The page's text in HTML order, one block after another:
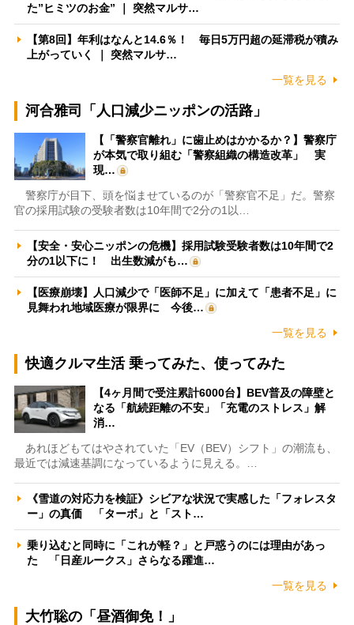
た”ヒミツのお金” ｜ 突然マルサ…
【第8回】年利はなんと14.6％！ 毎日5万円超の延滞税が積み
上がっていく ｜ 突然マルサ…
一覧を見る
河合雅司「人口減少ニッポンの活路」
【「警察官離れ」に歯止めはかかるか？】警察庁
が本気で取り組む「警察組織の構造改革」 実
現…
警察庁が目下、頭を悩ませているのが「警察官不足」だ。警察
官の採用試験の受験者数は10年間で2分の1以…
【安全・安心ニッポンの危機】採用試験受験者数は10年間で2
分の1以下に！ 出生数減がも…
【医療崩壊】人口減少で「医師不足」に加えて「患者不足」に
見舞われ地域医療が限界に 今後…
一覧を見る
快適クルマ生活 乗ってみた、使ってみた
【4ヶ月間で受注累計6000台】BEV普及の障壁と
なる「航続距離の不安」「充電のストレス」解
消…
あれほどもてはやされていた「EV（BEV）シフト」の潮流も、
最近では減速基調になっているように見える。…
《雪道の対応力を検証》シビアな状況で実感した「フォレスタ
ー」の真価 「ターボ」と「スト…
乗り込むと同時に「これが軽？」と戸惑うのには理由があっ
た 「日産ルークス」さらなる躍進…
一覧を見る
大竹聡の「昼酒御免！」